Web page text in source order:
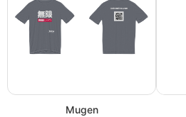
Mugen